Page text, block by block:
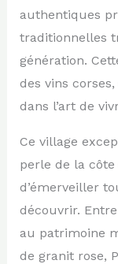
authentiques
traditionnelles
génération.
des vins
dans l’art de
Ce village
perle de la
d’émerveiller
découvrir.
au patrimoine
de granit rose,